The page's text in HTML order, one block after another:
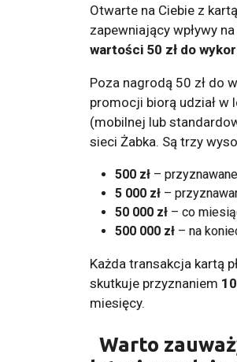
Otwarte na Ciebie z
zapewniający wpływy
wartości 50 zł do
Poza nagrodą 50 zł do
promocji biorą udział w
(mobilnej lub
sieci Żabka. Są trzy
500 zł –
5 000 zł –
50 000 zł – co
500 000 zł – na
Każda transakcja kartą
skutkuje przyznaniem
miesięcy.
Warto